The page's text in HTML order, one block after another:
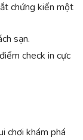
chứng kiến một
sạn.
check in cực
chơi khám phá